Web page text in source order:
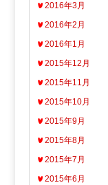
2016年3月
2016年2月
2016年1月
2015年12月
2015年11月
2015年10月
2015年9月
2015年8月
2015年7月
2015年6月